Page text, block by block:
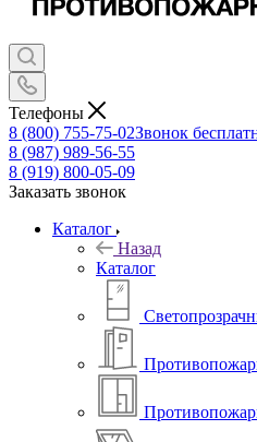
Телефоны
8 (800) 755-75-02Звонок
8 (987) 989-56-55
8 (919) 800-05-09
Заказать звонок
Каталог
Назад
Каталог